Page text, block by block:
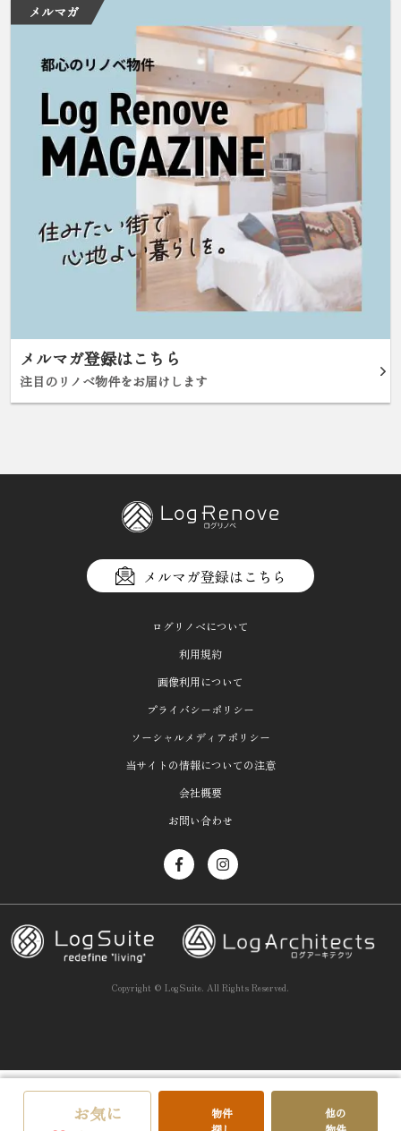
メルマガ
メルマガ登録はこちら
注目のリノベ物件をお届けします
メルマガ登録はこちら
ログリノベについて
利用規約
画像利用について
プライバシーポリシー
ソーシャルメディアポリシー
当サイトの情報についての注意
会社概要
お問い合わせ
Copyright © LogSuite. All Rights Reserved.
お気に
物件
他の